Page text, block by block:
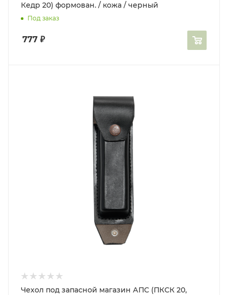
Кедр 20) формован. / кожа / черный
Под заказ
777 ₽
Чехол под запасной магазин АПС (ПКСК 20,